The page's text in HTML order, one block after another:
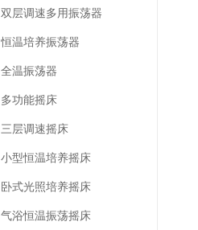
双层调速多用振荡器
恒温培养振荡器
全温振荡器
多功能摇床
三层调速摇床
小型恒温培养摇床
卧式光照培养摇床
气浴恒温振荡摇床